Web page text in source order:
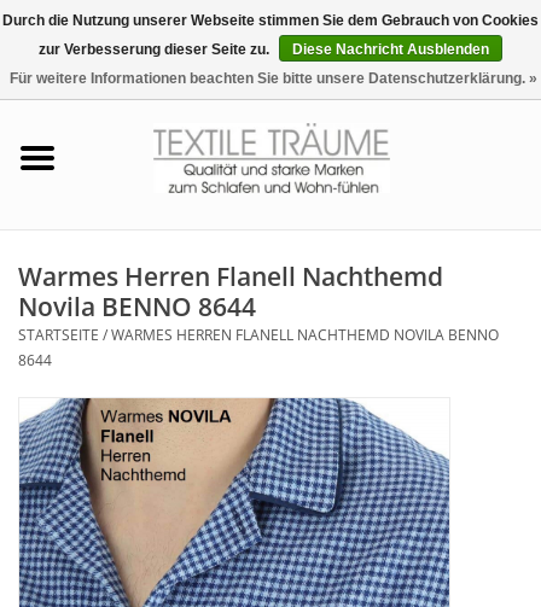
0 Artikel - €0,00
Tag & Nachtwäsche
Badezimmer & Sauna
Haus-Bademäntel
Plaids, Decken, Kissen
Warmes Herren Flanell Nachthemd
Novila BENNO 8644
STARTSEITE /WARMES HERREN FLANELL NACHTHEMD NOVILA BENNO
8644
Durch die Nutzung unserer Webseite stimmen Sie dem Gebrauch von Cookies
zur Verbesserung dieser Seite zu.
Diese Nachricht Ausblenden
Für weitere Informationen beachten Sie bitte unsere Datenschutzerklärung. »